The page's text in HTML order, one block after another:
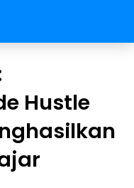
Hustle